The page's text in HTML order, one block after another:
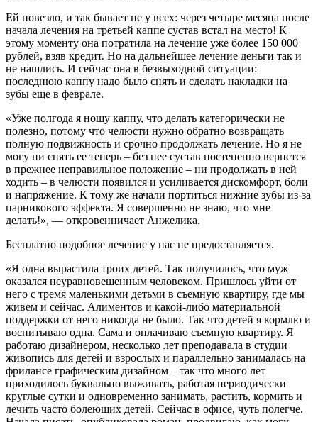
Ей повезло, и так бывает не у всех: через четыре месяца после
начала лечения на третьей каппе сустав встал на место! К
этому моменту она потратила на лечение уже более 150 000
рублей, взяв кредит. Но на дальнейшее лечение деньги так и
не нашлись. И сейчас она в безвыходной ситуации:
последнюю каппу надо было снять и сделать накладки на
зубы еще в феврале.
«Уже полгода я ношу каппу, что делать категорически не
полезно, потому что челюсти нужно обратно возвращать
полную подвижность и срочно продолжать лечение. Но я не
могу ни снять ее теперь – без нее сустав постепенно вернется
в прежнее неправильное положение – ни продолжать в ней
ходить – в челюсти появился и усиливается дискомфорт, боли
и напряжение. К тому же начали портиться нижние зубы из-за
парникового эффекта. Я совершенно не знаю, что мне
делать!», — откровенничает Анжелика.
Бесплатно подобное лечение у нас не предоставляется.
«Я одна вырастила троих детей. Так получилось, что муж
оказался неуравновешенным человеком. Пришлось уйти от
него с тремя маленькими детьми в съемную квартиру, где мы
живем и сейчас. Алиментов и какой-либо материальной
поддержки от него никогда не было. Так что детей я кормлю и
воспитываю одна. Сама и оплачиваю съемную квартиру. Я
работаю дизайнером, несколько лет преподавала в студии
живопись для детей и взрослых и параллельно занималась на
фрилансе графическим дизайном – так что много лет
приходилось буквально выживать, работая периодически
круглые сутки и одновременно занимать, растить, кормить и
лечить часто болеющих детей. Сейчас в офисе, чуть полегче.